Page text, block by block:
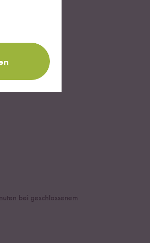
bei geschlossenem